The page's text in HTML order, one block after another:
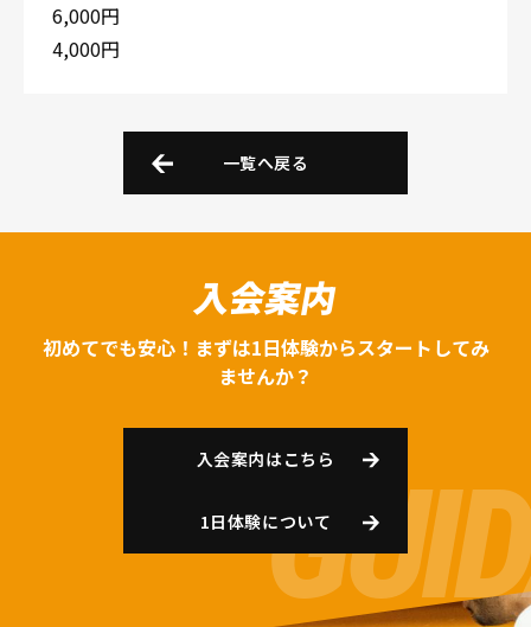
6,000円
4,000円
一覧へ戻る
入会案内
初めてでも安心！まずは1日体験からスタートしてみ
ませんか？
入会案内はこちら
1日体験について